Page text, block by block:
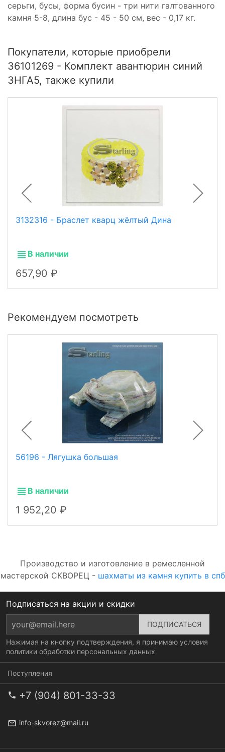
серьги, бусы, форма бусин - три нити галтованного
камня 5-8, длина бус - 45 - 50 см, вес - 0,17 кг.
Покупатели, которые приобрели
36101269 - Комплект авантюрин синий
3НГА5, также купили
3132316 - Браслет кварц жёлтый Дина
В наличии
657,90
Рекомендуем посмотреть
56196 - Лягушка большая
В наличии
1 952,20
Производство и изготовление в ремесленной
мастерской СКВОРЕЦ - шахматы из камня купить в спб
Подписаться на акции и скидки
Нажимая на кнопку подтверждения, я принимаю условия
политики обработки персональных данных
Поступления
+7 (904) 801-33-33
info-skvorez@mail.ru